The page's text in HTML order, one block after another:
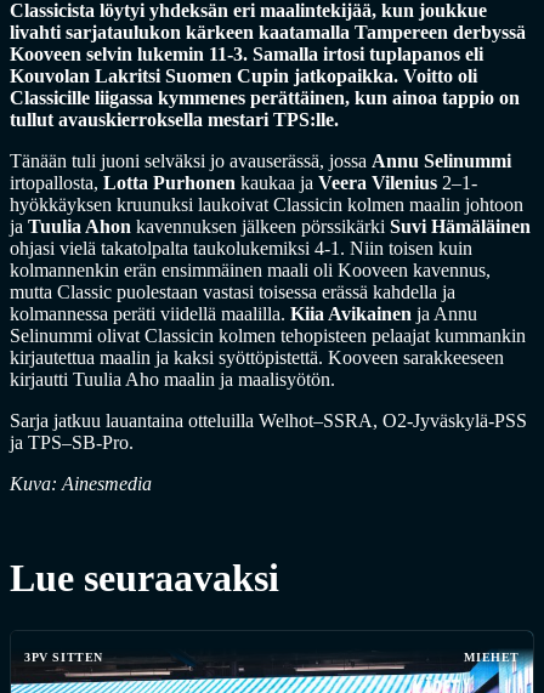
Classicista löytyi yhdeksän eri maalintekijää, kun joukkue
livahti sarjataulukon kärkeen kaatamalla Tampereen derbyssä
Kooveen selvin lukemin 11-3. Samalla irtosi tuplapanos eli
Kouvolan Lakritsi Suomen Cupin jatkopaikka. Voitto oli
Classicille liigassa kymmenes perättäinen, kun ainoa tappio on
tullut avauskierroksella mestari TPS:lle.
Tänään tuli juoni selväksi jo avauserässä, jossa Annu Selinummi
irtopallosta, Lotta Purhonen kaukaa ja Veera Vilenius 2–1-
hyökkäyksen kruunuksi laukoivat Classicin kolmen maalin johtoon
ja Tuulia Ahon kavennuksen jälkeen pörssikärki Suvi Hämäläinen
ohjasi vielä takatolpalta taukolukemiksi 4-1. Niin toisen kuin
kolmannenkin erän ensimmäinen maali oli Kooveen kavennus,
mutta Classic puolestaan vastasi toisessa erässä kahdella ja
kolmannessa peräti viidellä maalilla. Kiia Avikainen ja Annu
Selinummi olivat Classicin kolmen tehopisteen pelaajat kummankin
kirjautettua maalin ja kaksi syöttöpistettä. Kooveen sarakkeeseen
kirjautti Tuulia Aho maalin ja maalisyötön.
Sarja jatkuu lauantaina otteluilla Welhot–SSRA, O2-Jyväskylä-PSS
ja TPS–SB-Pro.
Kuva: Ainesmedia
Lue seuraavaksi
3PV SITTEN MIEHET